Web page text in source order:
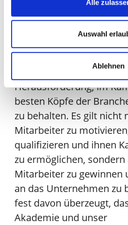
Alle
Auswahl
Ablehnen
Marc Possekel,
Gesellschafter der
für seine
stehen derzeit vor der
Herausforderung, im
besten Köpfe der
zu behalten. Es gilt nicht
Mitarbeiter zu
qualifizieren und ihnen
zu ermöglichen, sondern
Mitarbeiter zu gewinnen
an das Unternehmen zu
fest davon überzeugt,
Akademie und unser